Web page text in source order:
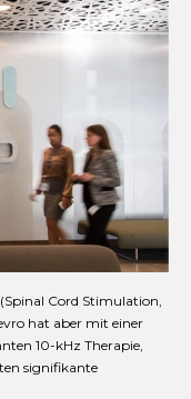
Cord Stimulation,
hat aber mit einer
10-kHz Therapie,
signifikante